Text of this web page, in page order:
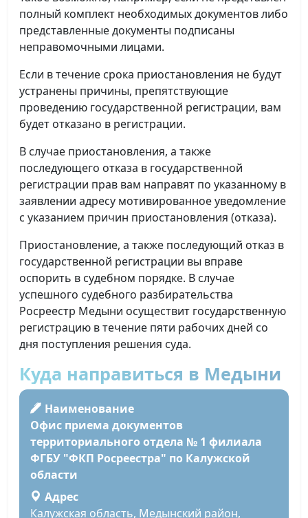
полный комплект необходимых документов либо
представленные документы подписаны
неправомочными лицами.
Если в течение срока приостановления не будут
устранены причины, препятствующие
проведению государственной регистрации, вам
будет отказано в регистрации.
В случае приостановления, а также
последующего отказа в государственной
регистрации прав вам направят по указанному в
заявлении адресу мотивированное уведомление
с указанием причин приостановления (отказа).
Приостановление, а также последующий отказ в
государственной регистрации вы вправе
оспорить в судебном порядке. В случае
успешного судебного разбирательства
Росреестр Медыни осуществит государственную
регистрацию в течение пяти рабочих дней со
дня поступления решения суда.
Куда направиться в Медыни
Наименование
Офис приема документов
территориального отдела № 1 филиала
ФГБУ "ФКП Росреестра" по Калужской
области
Адрес
Калужская область, Медынский район,